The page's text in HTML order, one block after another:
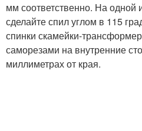
мм соответственно. На одной
сделайте спил углом в 115
спинки скамейки-
саморезами на внутренние
миллиметрах от края.